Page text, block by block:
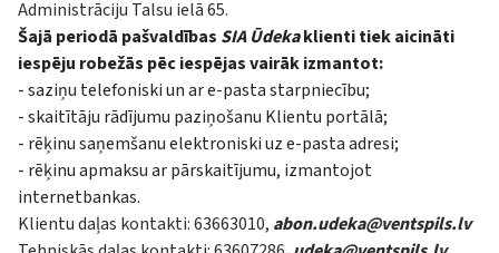
Administrāciju Talsu ielā 65.
Šajā periodā pašvaldības SIA Ūdekaklienti tiek aicināti
iespēju robežās pēc iespējas vairāk izmantot:
- saziņu telefoniski un ar e-pasta starpniecību;
- skaitītāju rādījumu paziņošanu Klientu portālā;
- rēķinu saņemšanu elektroniski uz e-pasta adresi;
- rēķinu apmaksu ar pārskaitījumu, izmantojot
internetbankas.
Klientu daļas kontakti: 63663010, abon.udeka@ventspils.lv